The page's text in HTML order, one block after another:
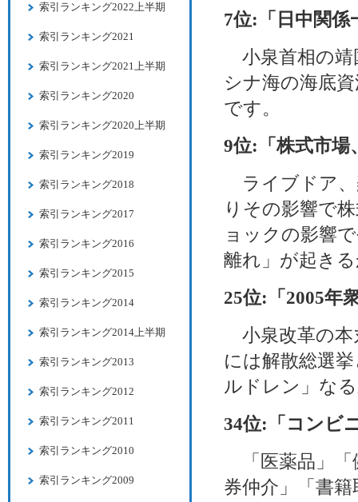
7位:「日中関係
小泉首相の靖
シナ海の海底
です。
9位:「株式市場
ライブドア、
りその影響で
ョックの影響
離れ」が起き
25位:「2005年
小泉改革の本
には解散総選
ルドレン」な
34位:「コンビ
「医薬品」「
券仲介」「書
索引ランキング2022上半期
索引ランキング2021
索引ランキング2021上半期
索引ランキング2020
索引ランキング2020上半期
索引ランキング2019
索引ランキング2018
索引ランキング2017
索引ランキング2016
索引ランキング2015
索引ランキング2014
索引ランキング2014上半期
索引ランキング2013
索引ランキング2012
索引ランキング2011
索引ランキング2010
索引ランキング2009